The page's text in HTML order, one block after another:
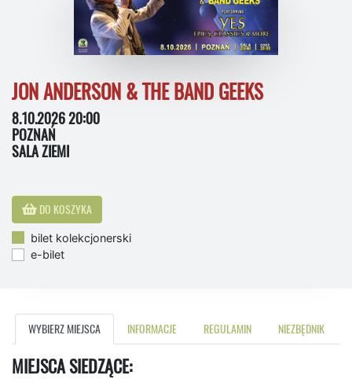
JON ANDERSON & THE BAND GEEKS
8.10.2026 20:00
POZNAŃ
SALA ZIEMI
DO KOSZYKA
bilet kolekcjonerski
e-bilet
WYBIERZ MIEJSCA INFORMACJE REGULAMIN NIEZBĘDNIK
MIEJSCA SIEDZĄCE: